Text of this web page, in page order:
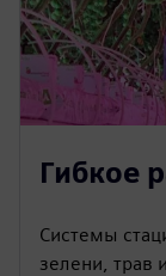
Гибкое
Системы
зелени, трав